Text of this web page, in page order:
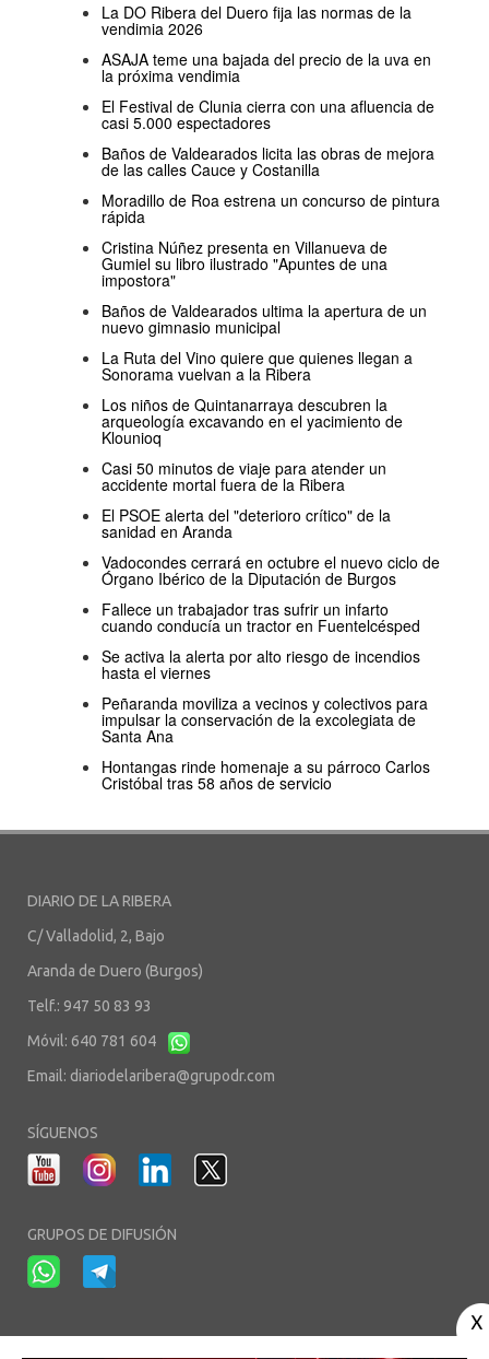
La DO Ribera del Duero fija las normas de la
vendimia 2026
ASAJA teme una bajada del precio de la uva en
la próxima vendimia
El Festival de Clunia cierra con una afluencia de
casi 5.000 espectadores
Baños de Valdearados licita las obras de mejora
de las calles Cauce y Costanilla
Moradillo de Roa estrena un concurso de pintura
rápida
Cristina Núñez presenta en Villanueva de
Gumiel su libro ilustrado "Apuntes de una
impostora"
Baños de Valdearados ultima la apertura de un
nuevo gimnasio municipal
La Ruta del Vino quiere que quienes llegan a
Sonorama vuelvan a la Ribera
Los niños de Quintanarraya descubren la
arqueología excavando en el yacimiento de
Klounioq
Casi 50 minutos de viaje para atender un
accidente mortal fuera de la Ribera
El PSOE alerta del "deterioro crítico" de la
sanidad en Aranda
Vadocondes cerrará en octubre el nuevo ciclo de
Órgano Ibérico de la Diputación de Burgos
Fallece un trabajador tras sufrir un infarto
cuando conducía un tractor en Fuentelcésped
Se activa la alerta por alto riesgo de incendios
hasta el viernes
Peñaranda moviliza a vecinos y colectivos para
impulsar la conservación de la excolegiata de
Santa Ana
Hontangas rinde homenaje a su párroco Carlos
Cristóbal tras 58 años de servicio
DIARIO DE LA RIBERA
C/ Valladolid, 2, Bajo
Aranda de Duero (Burgos)
Telf.: 947 50 83 93
Móvil: 640 781 604
Email: diariodelaribera@grupodr.com
SÍGUENOS
GRUPOS DE DIFUSIÓN